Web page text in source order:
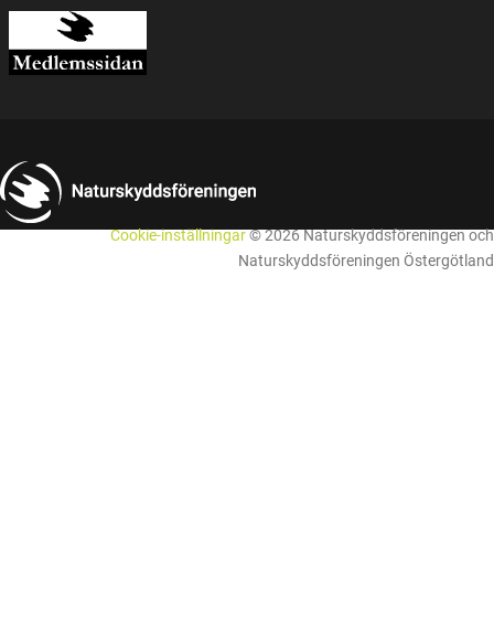
Cookie-inställningar© 2026 Naturskyddsföreningen och
Naturskyddsföreningen Östergötland